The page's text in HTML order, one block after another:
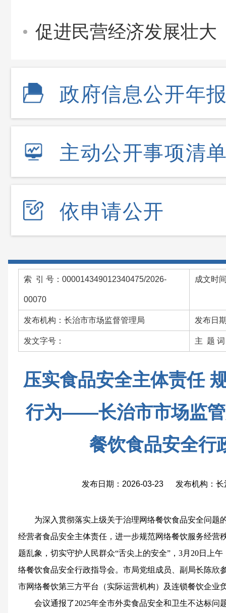
促进民营经济发展壮大
政府信息公开年
主动公开事项清
依申请公开
索 引 号：000014349012340475/2026-
00070
成文时
发布机构：长治市市场监督管理局 发布日
发文字号： 主 题 词
压实食品安全主体责任
行为——长治市市场监管
餐饮食品安全行
发布日期：2026-03-23 发布机构：长
为深入贯彻落实上级关于治理网络餐饮食品安全问题
经营者食品安全主体责任，进一步规范网络餐饮服务经营
题乱象，切实守护人民群众“舌尖上的安全”，3月20日上
络餐饮食品安全行政指导会。市局党组成员、副局长陈欣
市网络餐饮第三方平台（实际运营机构）及连锁餐饮企业
会议通报了2025年全市外卖食品安全和卫生不达标问